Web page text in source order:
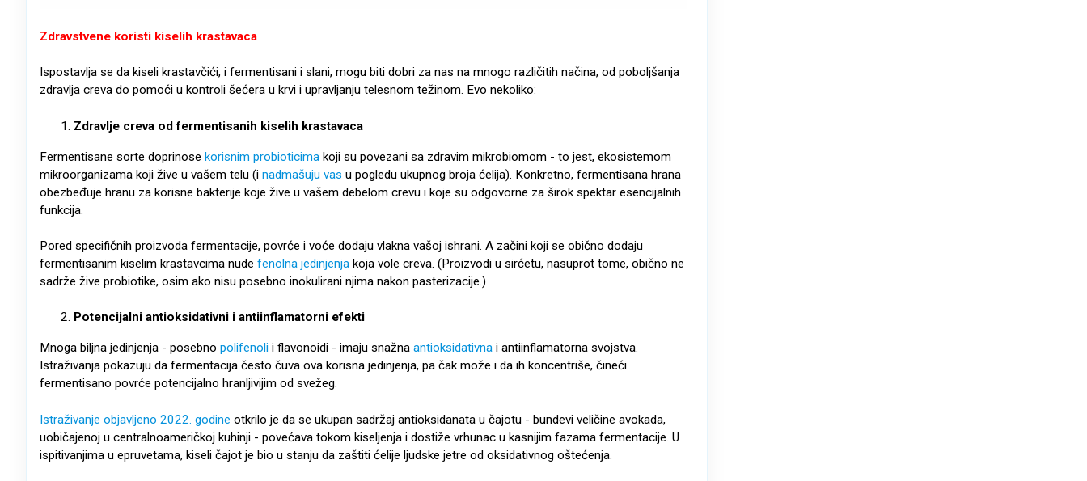
Zdravstvene koristi kiselih krastavaca
Ispostavlja se da kiseli krastavčići, i fermentisani i slani, mogu biti dobri za nas na mnogo različitih načina, od poboljšanja
zdravlja creva do pomoći u kontroli šećera u krvi i upravljanju telesnom težinom. Evo nekoliko:
Zdravlje creva od fermentisanih kiselih krastavaca
Fermentisane sorte doprinose korisnim probioticima koji su povezani sa zdravim mikrobiomom - to jest, ekosistemom
mikroorganizama koji žive u vašem telu (i nadmašuju vas u pogledu ukupnog broja ćelija). Konkretno, fermentisana hrana
obezbeđuje hranu za korisne bakterije koje žive u vašem debelom crevu i koje su odgovorne za širok spektar esencijalnih
funkcija.
Pored specifičnih proizvoda fermentacije, povrće i voće dodaju vlakna vašoj ishrani. A začini koji se obično dodaju
fermentisanim kiselim krastavcima nude fenolna jedinjenja koja vole creva. (Proizvodi u sirćetu, nasuprot tome, obično ne
sadrže žive probiotike, osim ako nisu posebno inokulirani njima nakon pasterizacije.)
Potencijalni antioksidativni i antiinflamatorni efekti
Mnoga biljna jedinjenja - posebno polifenoli i flavonoidi - imaju snažna antioksidativna i antiinflamatorna svojstva.
Istraživanja pokazuju da fermentacija često čuva ova korisna jedinjenja, pa čak može i da ih koncentriše, čineći
fermentisano povrće potencijalno hranljivijim od svežeg.
Istraživanje objavljeno 2022. godine otkrilo je da se ukupan sadržaj antioksidanata u čajotu - bundevi veličine avokada,
uobičajenoj u centralnoameričkoj kuhinji - povećava tokom kiseljenja i dostiže vrhunac u kasnijim fazama fermentacije. U
ispitivanjima u epruvetama, kiseli čajot je bio u stanju da zaštiti ćelije ljudske jetre od oksidativnog oštećenja.